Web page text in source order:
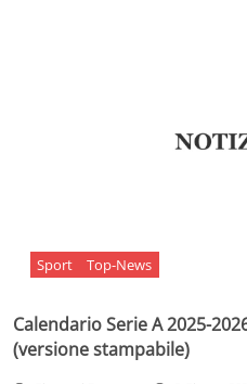
Sport Top-News
Calendario Serie A 2025-
(versione stampabile)